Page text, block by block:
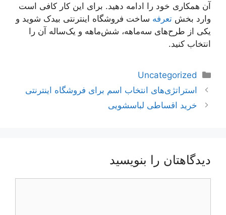
آن همکاری خود را ادامه دهید. برای این کار کافی است
وارد بخش تعرفه ساخت فروشگاه اینترنتی بیدک شوید و
یکی از طرح‌های سه‌ماهه، شش‌ماهه و یک‌ساله آن را
انتخاب کنید.
دسته‌ها
Uncategorized
ناوبری
نوشته‌ها
استراتژی‌های انتخاب اسم برای فروشگاه اینترنتی
خرید اقساطی لباسشویی
دیدگاهتان را بنویسید